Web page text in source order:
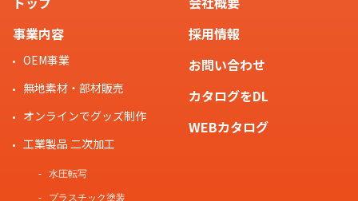
事業内容
OEM事業
無地素材・部材販売
オンラインでグッズ制作
工業製品 二次加工
水圧転写
プラスチック塗装
採用情報
お問い合わせ
カタログをDL
WEBカタログ